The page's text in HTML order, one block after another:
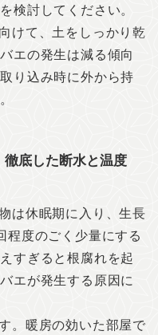
検討してください。
けて、土をしっかり乾
エの発生は減る傾向
り込み時に外から持
底した断水と温度
は休眠期に入り、生長
程度のごく少量にする
すぎると根腐れを起
エが発生する原因に
。暖房の効いた部屋で